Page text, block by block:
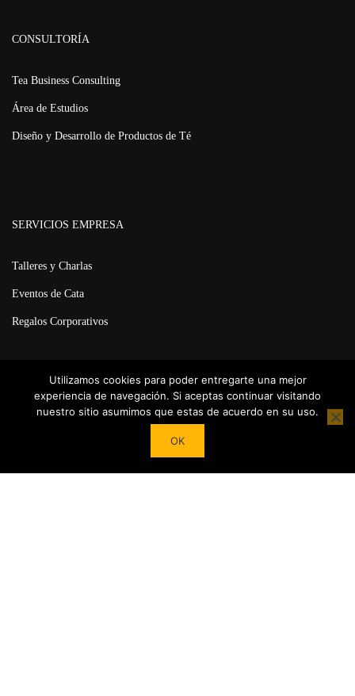
CONSULTORÍA
Tea Business Consulting
Área de Estudios
Diseño y Desarrollo de Productos de Té
SERVICIOS EMPRESA
Talleres y Charlas
Eventos de Cata
Regalos Corporativos
Powered by Tea Institute Latinoamérica® 2026. Todos Los derechos
Utilizamos cookies para poder entregarte una mejor
experiencia de navegación. Si aceptas continuar visitando
nuestro sitio asumimos que estas de acuerdo en su uso.
OK